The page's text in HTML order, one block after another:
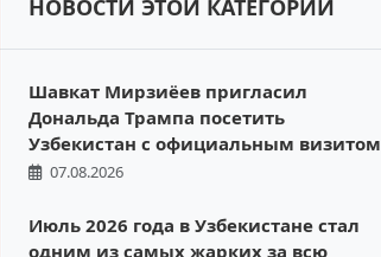
НОВОСТИ ЭТОЙ КАТЕГОРИИ
Шавкат Мирзиёев пригласил
Дональда Трампа посетить
Узбекистан с официальным визитом
07.08.2026
Июль 2026 года в Узбекистане стал
одним из самых жарких за всю